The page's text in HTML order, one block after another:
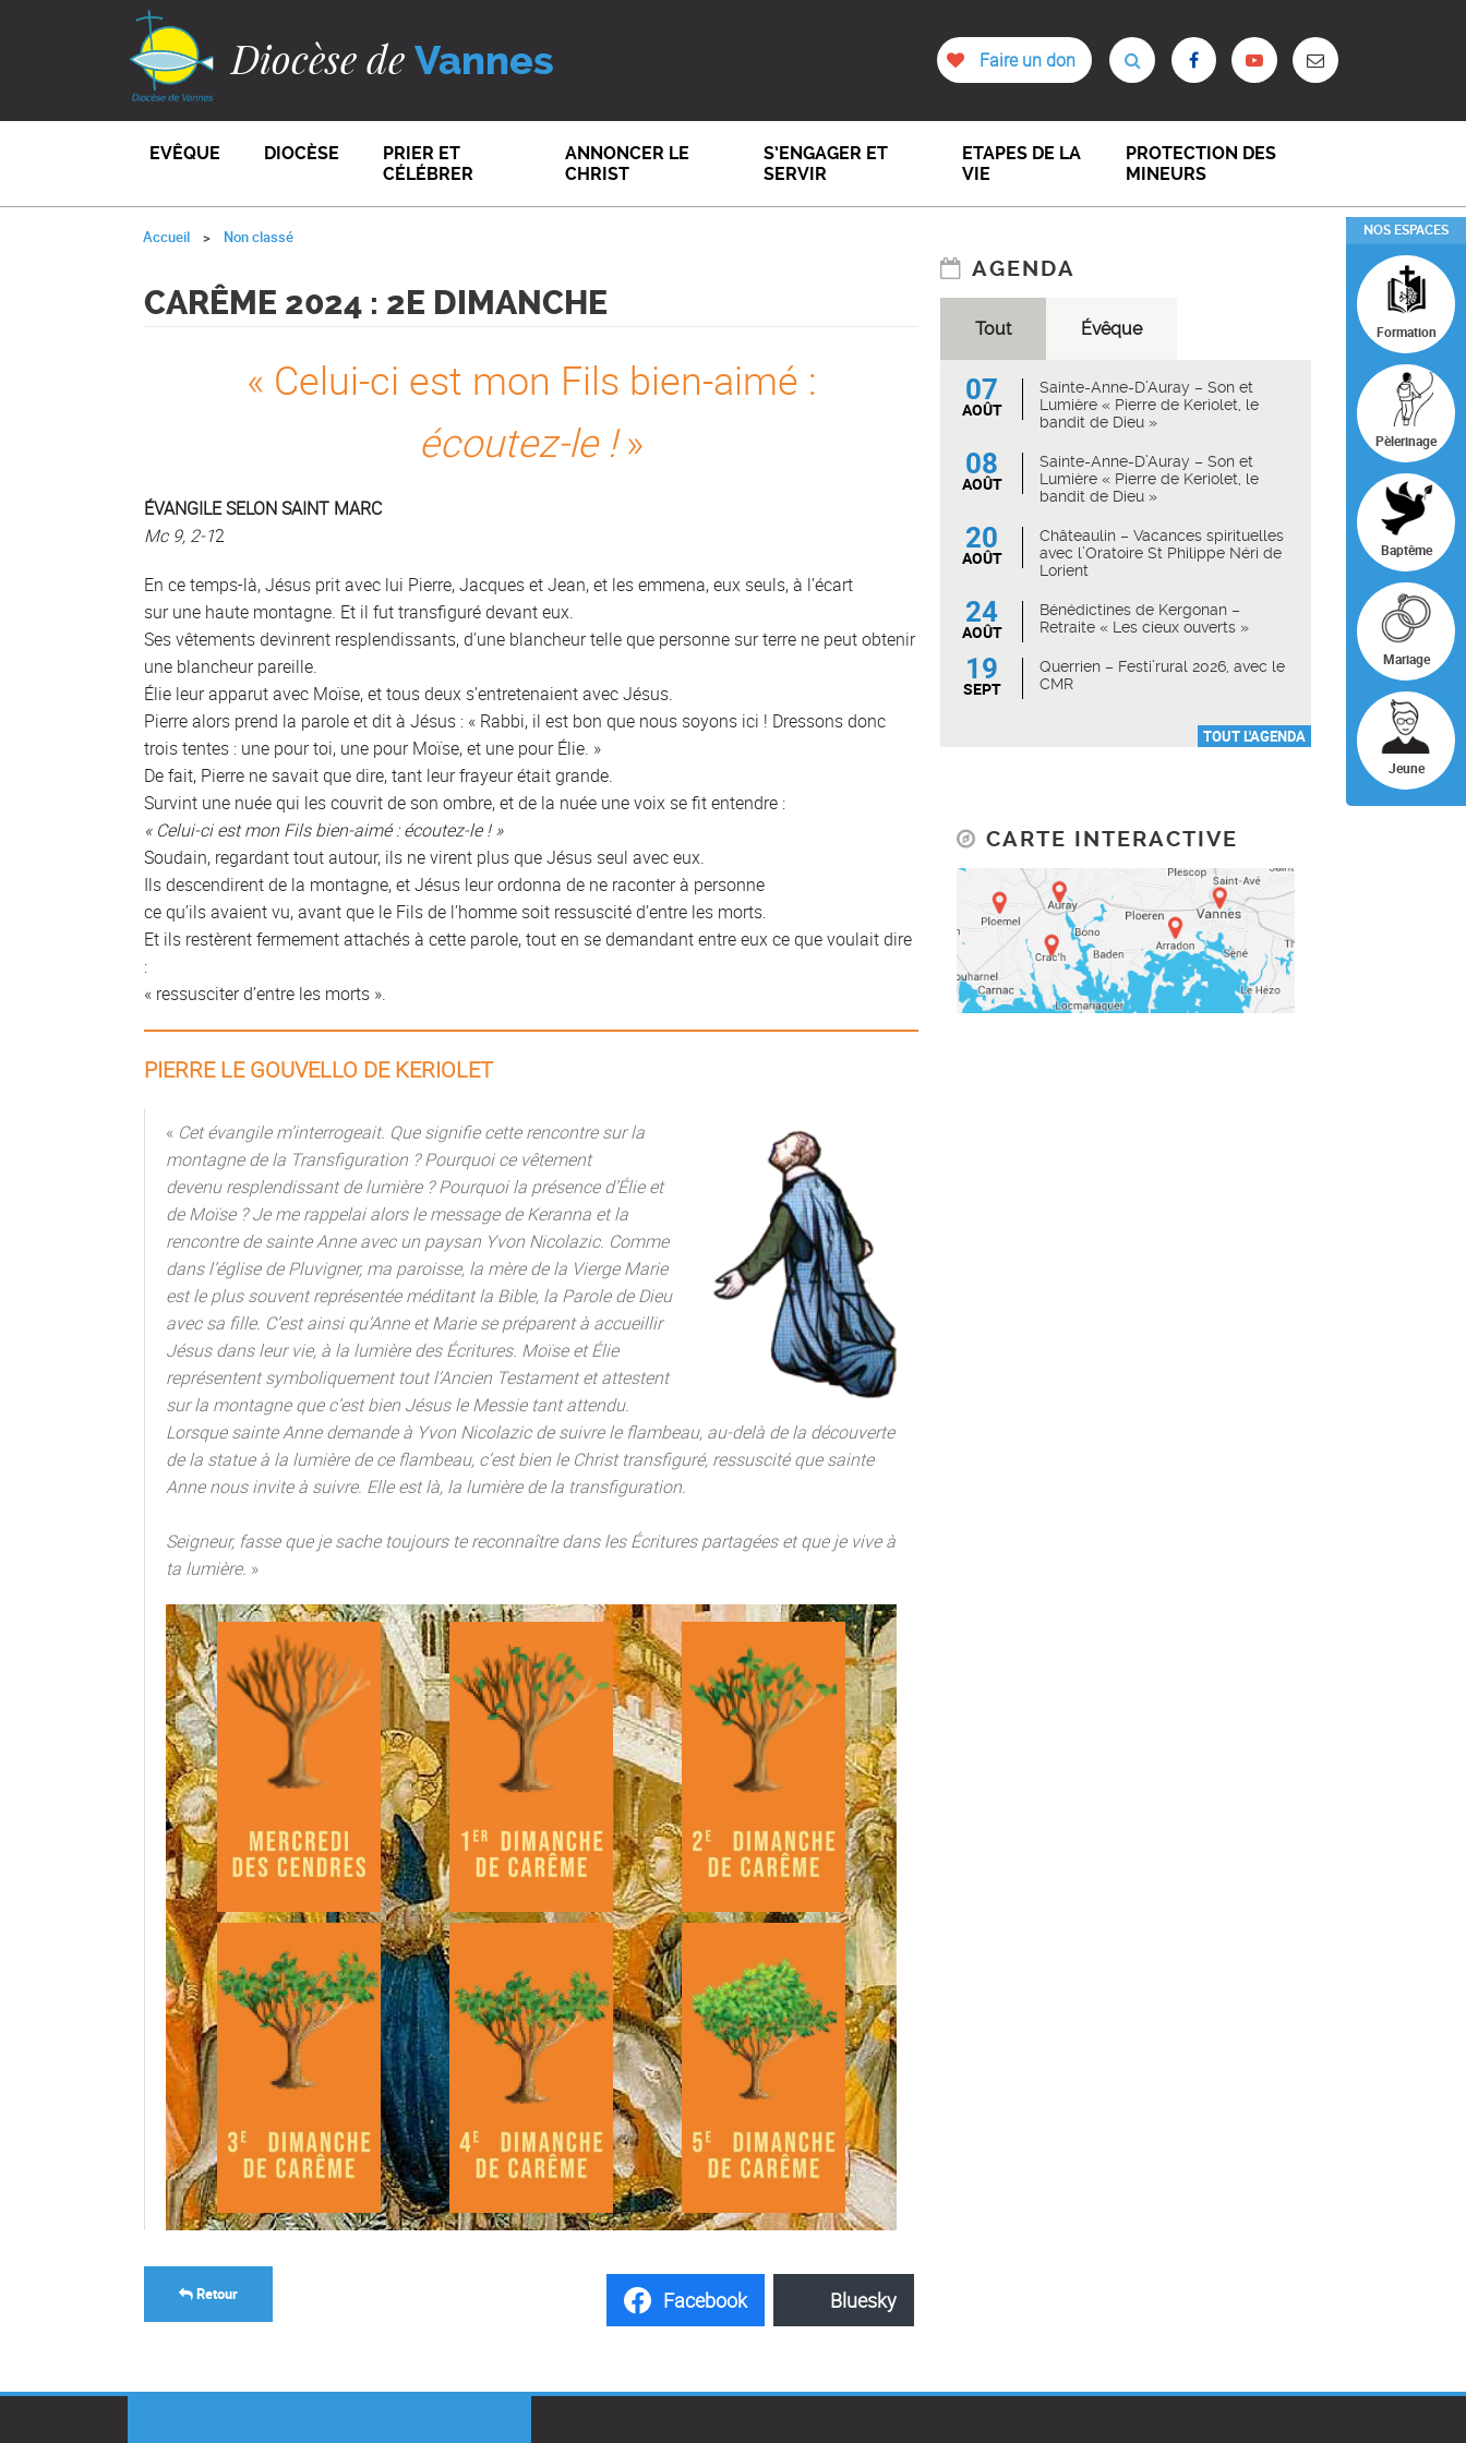
Diocèse de Vannes Faire un don
EVÊQUE DIOCÈSE
PRIER ET
CÉLÉBRER
ANNONCER LE
CHRIST
S’ENGAGER ET
SERVIR
ETAPES DE LA
VIE
PROTECTION DES
MINEURS
NOS ESPACES
Formation
Pèlerinage
Baptême
Mariage
Jeune
Accueil Non classé
CARÊME 2024 : 2E DIMANCHE
« Celui-ci est mon Fils bien-aimé :
écoutez-le !»
ÉVANGILE SELON SAINT MARC
Mc 9, 2-12
En ce temps-là, Jésus prit avec lui Pierre, Jacques et Jean, et les emmena, eux seuls, à l’écart
sur une haute montagne. Et il fut transfiguré devant eux.
Ses vêtements devinrent resplendissants, d’une blancheur telle que personne sur terre ne peut obtenir
une blancheur pareille.
Élie leur apparut avec Moïse, et tous deux s’entretenaient avec Jésus.
Pierre alors prend la parole et dit à Jésus : « Rabbi, il est bon que nous soyons ici ! Dressons donc
trois tentes : une pour toi, une pour Moïse, et une pour Élie. »
De fait, Pierre ne savait que dire, tant leur frayeur était grande.
Survint une nuée qui les couvrit de son ombre, et de la nuée une voix se fit entendre :
« Celui-ci est mon Fils bien-aimé : écoutez-le ! »
Soudain, regardant tout autour, ils ne virent plus que Jésus seul avec eux.
Ils descendirent de la montagne, et Jésus leur ordonna de ne raconter à personne
ce qu’ils avaient vu, avant que le Fils de l’homme soit ressuscité d’entre les morts.
Et ils restèrent fermement attachés à cette parole, tout en se demandant entre eux ce que voulait dire
:
« ressusciter d’entre les morts ».
PIERRE LE GOUVELLO DE KERIOLET
« Cet évangile m’interrogeait. Que signifie cette rencontre sur la
montagne de la Transfiguration ? Pourquoi ce vêtement
devenu resplendissant de lumière ? Pourquoi la présence d’Élie et
de Moïse ? Je me rappelai alors le message de Keranna et la
rencontre de sainte Anne avec un paysan Yvon Nicolazic. Comme
dans l’église de Pluvigner, ma paroisse, la mère de la Vierge Marie
est le plus souvent représentée méditant la Bible, la Parole de Dieu
avec sa fille. C’est ainsi qu’Anne et Marie se préparent à accueillir
Jésus dans leur vie, à la lumière des Écritures. Moïse et Élie
représentent symboliquement tout l’Ancien Testament et attestent
sur la montagne que c’est bien Jésus le Messie tant attendu.
Lorsque sainte Anne demande à Yvon Nicolazic de suivre le flambeau, au-delà de la découverte
de la statue à la lumière de ce flambeau, c’est bien le Christ transfiguré, ressuscité que sainte
Anne nous invite à suivre. Elle est là, la lumière de la transfiguration.
Seigneur, fasse que je sache toujours te reconnaître dans les Écritures partagées et que je vive à
ta lumière. »
Facebook Bluesky
Retour
AGENDA
Tout Évêque
07
AOÛT
Sainte-Anne-D’Auray – Son et
Lumière « Pierre de Keriolet, le
bandit de Dieu »
08
AOÛT
Sainte-Anne-D’Auray – Son et
Lumière « Pierre de Keriolet, le
bandit de Dieu »
20
AOÛT
Châteaulin – Vacances spirituelles
avec l’Oratoire St Philippe Néri de
Lorient
24
AOÛT
Bénédictines de Kergonan –
Retraite « Les cieux ouverts »
19
SEPT
Querrien – Festi’rural 2026, avec le
CMR
TOUT L'AGENDA
CARTE INTERACTIVE